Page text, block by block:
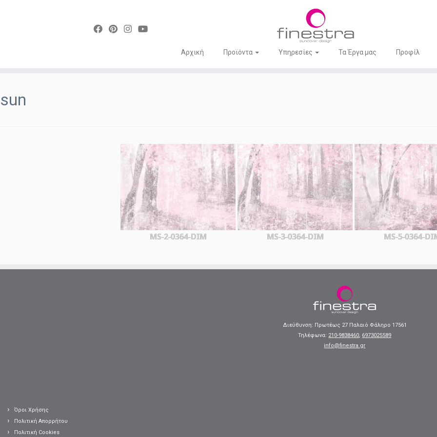
content
Αρχική Προϊόντα Υπηρεσίες Τα Έργα μας Προφίλ
sun
MS-2-0364-DIM MS-3-0364-DIM MS-5-0364-
Όροι Χρήσης
Πολιτική Απορρήτου
Πολιτική Cookies
Διεύθυνση: Πρωτέως 27 Παλαιό Φάληρο 17561
Τηλέφωνα: 210-9838460, 6973025589
info@finestra.gr